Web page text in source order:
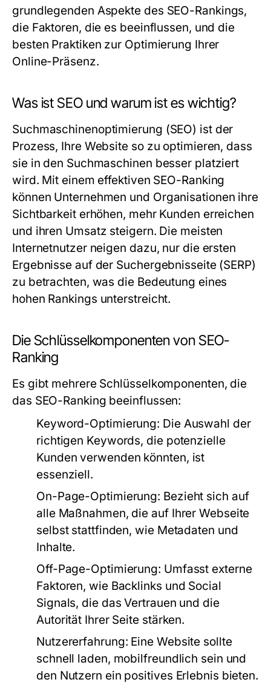
grundlegenden Aspekte des SEO-Rankings,
die Faktoren, die es beeinflussen, und die
besten Praktiken zur Optimierung Ihrer
Online-Präsenz.
Was ist SEO und warum ist es wichtig?
Suchmaschinenoptimierung (SEO) ist der
Prozess, Ihre Website so zu optimieren, dass
sie in den Suchmaschinen besser platziert
wird. Mit einem effektiven SEO-Ranking
können Unternehmen und Organisationen ihre
Sichtbarkeit erhöhen, mehr Kunden erreichen
und ihren Umsatz steigern. Die meisten
Internetnutzer neigen dazu, nur die ersten
Ergebnisse auf der Suchergebnisseite (SERP)
zu betrachten, was die Bedeutung eines
hohen Rankings unterstreicht.
Die Schlüsselkomponenten von SEO-
Ranking
Es gibt mehrere Schlüsselkomponenten, die
das SEO-Ranking beeinflussen:
Keyword-Optimierung: Die Auswahl der
richtigen Keywords, die potenzielle
Kunden verwenden könnten, ist
essenziell.
On-Page-Optimierung: Bezieht sich auf
alle Maßnahmen, die auf Ihrer Webseite
selbst stattfinden, wie Metadaten und
Inhalte.
Off-Page-Optimierung: Umfasst externe
Faktoren, wie Backlinks und Social
Signals, die das Vertrauen und die
Autorität Ihrer Seite stärken.
Nutzererfahrung: Eine Website sollte
schnell laden, mobilfreundlich sein und
den Nutzern ein positives Erlebnis bieten.